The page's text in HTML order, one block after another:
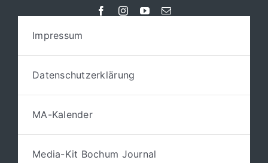
Impressum
Datenschutzerklärung
MA-Kalender
Media-Kit Bochum Journal